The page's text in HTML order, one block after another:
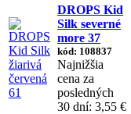
DROPS Kid
Silk severné
more 37
kód: 108837
Najnižšia
cena za
posledných
30 dní: 3,55 €